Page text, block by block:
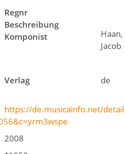
Regnr
Beschreibung
Komponist
Haan,
Jacob
Verlag
de
https://de.musicainfo.net/detail
2008